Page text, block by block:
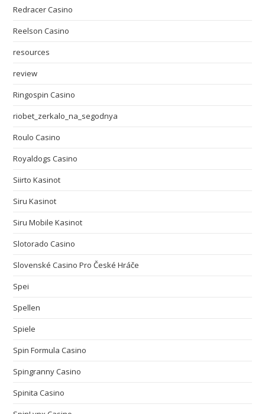
Redracer Casino
Reelson Casino
resources
review
Ringospin Casino
riobet_zerkalo_na_segodnya
Roulo Casino
Royaldogs Casino
Siirto Kasinot
Siru Kasinot
Siru Mobile Kasinot
Slotorado Casino
Slovenské Casino Pro České Hráče
Spei
Spellen
Spiele
Spin Formula Casino
Spingranny Casino
Spinita Casino